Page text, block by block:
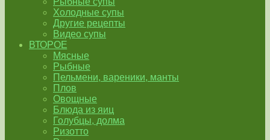
Холодные супы
Другие рецепты
Видео супы
ВТОРОЕ
Мясные
Рыбные
Пельмени, вареники, манты
Плов
Овощные
Блюда из яиц
Голубцы, долма
Ризотто